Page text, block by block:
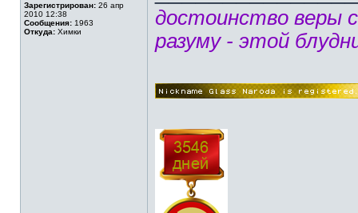
Зарегистрирован: 26 апр
2010 12:38
Сообщения: 1963
Откуда: Химки
достоинство веры
разуму - этой